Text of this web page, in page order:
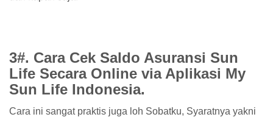
3#. Cara Cek Saldo Asuransi Sun
Life Secara Online via Aplikasi My
Sun Life Indonesia.
Cara ini sangat praktis juga loh Sobatku, Syaratnya yakni